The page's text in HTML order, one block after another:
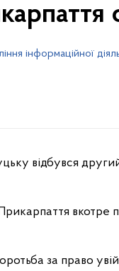
інформаційної
відбувся
вкотре
за право